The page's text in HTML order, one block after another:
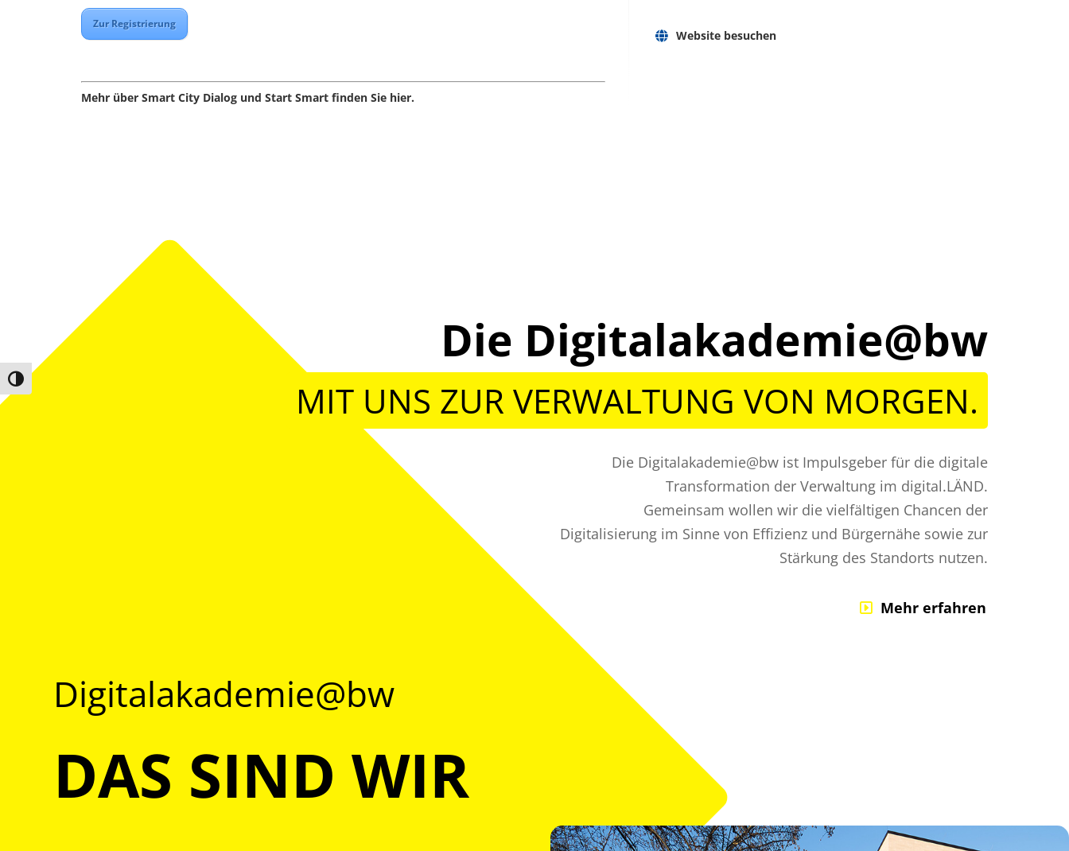
Umschalten auf hohe Kontraste
Zur Registrierung
Mehr über Smart City Dialog und Start Smart finden Sie hier.
Website besuchen
Die Digitalakademie@bw
MIT UNS ZUR VERWALTUNG VON MORGEN.
Die Digitalakademie@bw ist Impulsgeber für die digitale
Transformation der Verwaltung im digital.LÄND.
Gemeinsam wollen wir die vielfältigen Chancen der
Digitalisierung im Sinne von Effizienz und Bürgernähe sowie zur
Stärkung des Standorts nutzen.
Mehr erfahren
Digitalakademie@bw
DAS SIND WIR